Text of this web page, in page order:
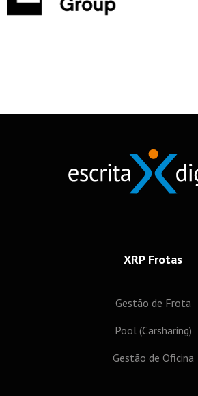
XRP Frotas
Gestão de Frota
Pool (Carsharing)
Gestão de Oficina